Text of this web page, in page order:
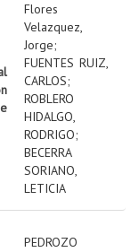
Flores
Velazquez,
Jorge;
FUENTES RUIZ,
CARLOS;
ROBLERO
HIDALGO,
RODRIGO;
BECERRA
SORIANO,
LETICIA
PEDROZO